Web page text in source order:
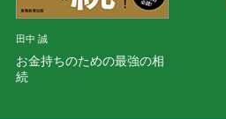
田中 誠
お金持ちのための最強の相
続